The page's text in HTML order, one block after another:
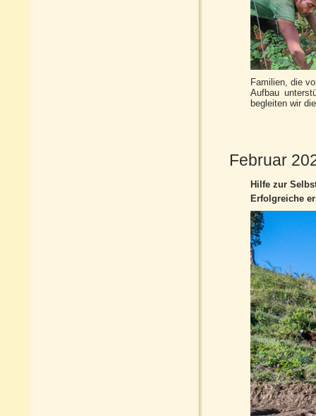
Familien, die
Aufbau
begleiten wir
Februar
Hilfe zur
Erfolgreiche